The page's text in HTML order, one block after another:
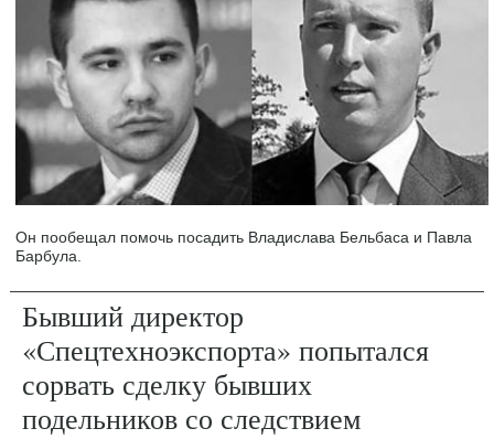
Он пообещал помочь посадить Владислава Бельбаса и Павла
Барбула.
Бывший директор
«Спецтехноэкспорта» попытался
сорвать сделку бывших
подельников со следствием